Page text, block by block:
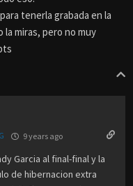
tenerla grabada en la
miras, pero no muy
9 years ago
Garcia al final-final y la
de hibernacion extra